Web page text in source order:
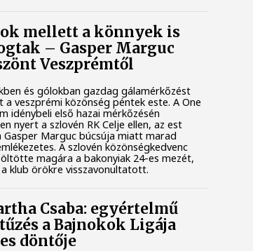
mellett a könnyek is
– Gasper Marguc
Veszprémtől
és gólokban gazdag gálamérkőzést
veszprémi közönség péntek este. A One
idénybeli első hazai mérkőzésén
nyert a szlovén RK Celje ellen, az est
Gasper Marguc búcsúja miatt marad
A szlovén közönségkedvenc
magára a bakonyiak 24-es mezét,
klub örökre visszavonultatott.
Csaba: egyértelmű
a Bajnokok Ligája
döntője